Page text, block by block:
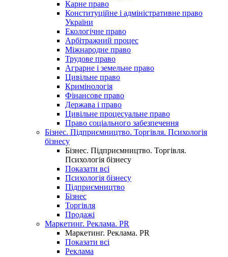
Карне право
Конституційне і адміністративне право
України
Екологічне право
Арбітражний процес
Міжнародне право
Трудове право
Аграрне і земельне право
Цивільне право
Кримінологія
Фінансове право
Держава і право
Цивільне процесуальне право
Право соціального забезпечення
Бізнес. Підприємництво. Торгівля. Психологія
бізнесу
Бізнес. Підприємництво. Торгівля.
Психологія бізнесу
Показати всі
Психологія бізнесу
Підприємництво
Бізнес
Торгівля
Продажі
Маркетинг. Реклама. PR
Маркетинг. Реклама. PR
Показати всі
Реклама